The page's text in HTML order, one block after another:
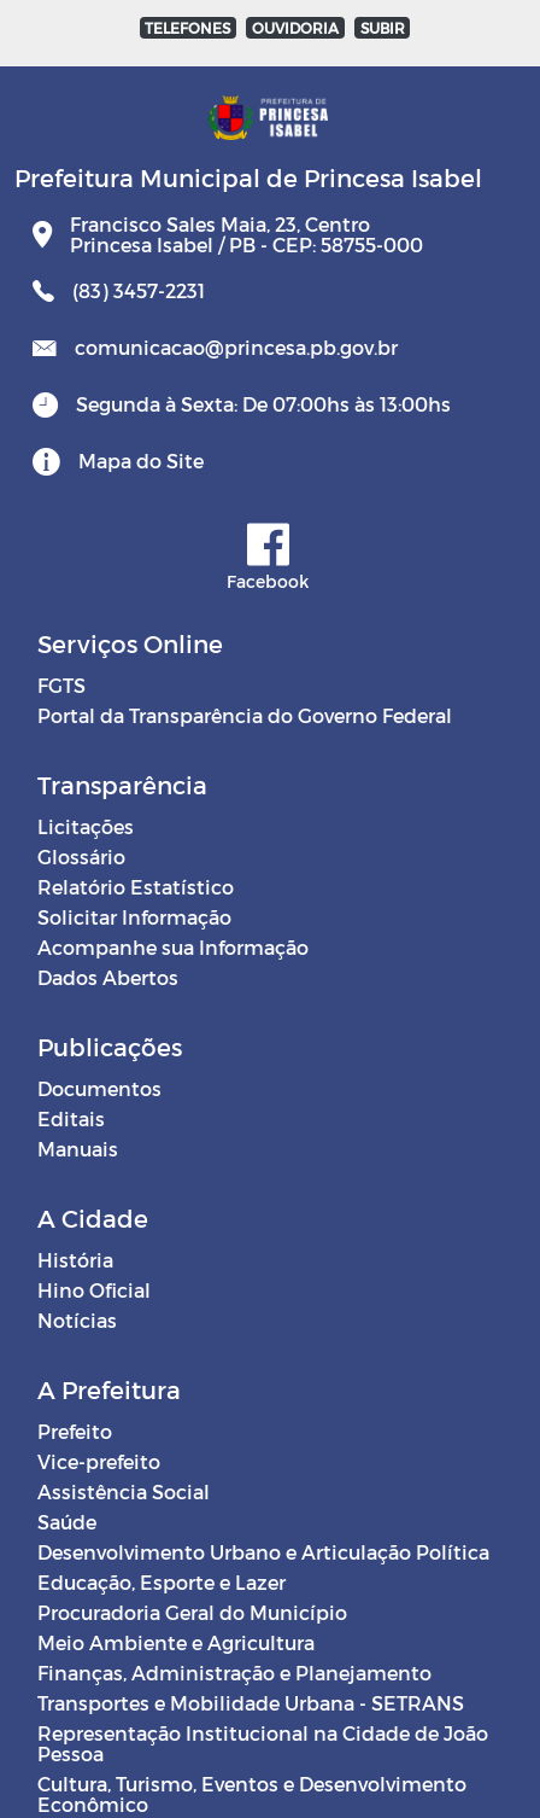
TELEFONES OUVIDORIA SUBIR
Prefeitura Municipal de Princesa Isabel
Francisco Sales Maia, 23, Centro
Princesa Isabel / PB - CEP: 58755-000
(83) 3457-2231
comunicacao@princesa.pb.gov.br
Segunda à Sexta: De 07:00hs às 13:00hs
Mapa do Site
Facebook
Serviços Online
FGTS
Portal da Transparência do Governo Federal
Transparência
Licitações
Glossário
Relatório Estatístico
Solicitar Informação
Acompanhe sua Informação
Dados Abertos
Publicações
Documentos
Editais
Manuais
A Cidade
História
Hino Oficial
Notícias
A Prefeitura
Prefeito
Vice-prefeito
Assistência Social
Saúde
Desenvolvimento Urbano e Articulação Política
Educação, Esporte e Lazer
Procuradoria Geral do Município
Meio Ambiente e Agricultura
Finanças, Administração e Planejamento
Transportes e Mobilidade Urbana - SETRANS
Representação Institucional na Cidade de João
Pessoa
Cultura, Turismo, Eventos e Desenvolvimento
Econômico